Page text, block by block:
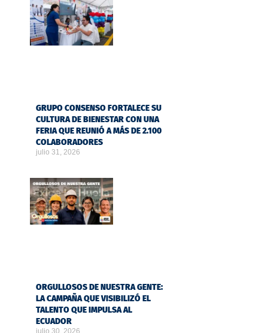
GRUPO CONSENSO FORTALECE SU
CULTURA DE BIENESTAR CON UNA
FERIA QUE REUNIÓ A MÁS DE 2.100
COLABORADORES
julio 31, 2026
ORGULLOSOS DE NUESTRA GENTE:
LA CAMPAÑA QUE VISIBILIZÓ EL
TALENTO QUE IMPULSA AL
ECUADOR
julio 30, 2026